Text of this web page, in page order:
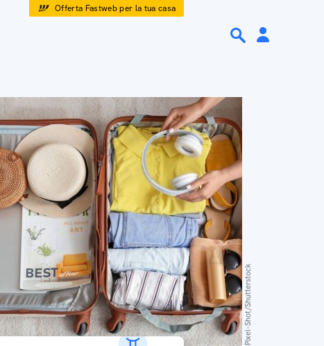
Offerta Fastweb per la tua casa
Pixel-Shot/Shutterstock